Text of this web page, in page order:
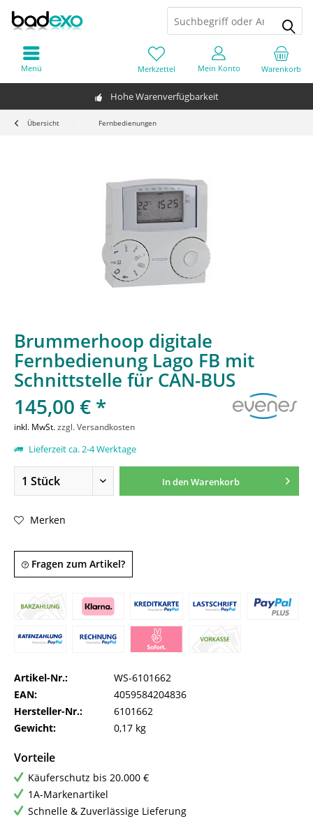
Hohe Warenverfügbarkeit
Warenkorb
Merkzettel Mein Konto
Menü
Übersicht Fernbedienungen
Brummerhoop digitale
Fernbedienung Lago FB mit
Schnittstelle für CAN-BUS
145,00 € *
inkl. MwSt.zzgl. Versandkosten
Lieferzeit ca. 2-4 Werktage
In denWarenkorb
Merken
Fragen zum Artikel?
Artikel-Nr.:
WS-6101662
EAN:
4059584204836
Hersteller-Nr.:
6101662
Gewicht:
0,17 kg
Vorteile
Käuferschutz bis 20.000 €
1A-Markenartikel
Schnelle & Zuverlässige Lieferung